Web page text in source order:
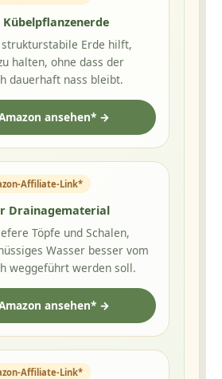
strukturstabile Erde hilft,
halten, ohne dass der
dauerhaft nass bleibt.
ansehen* →
Affiliate-Link*
Drainagematerial
Töpfe und Schalen,
Wasser besser vom
weggeführt werden soll.
ansehen* →
Affiliate-Link*